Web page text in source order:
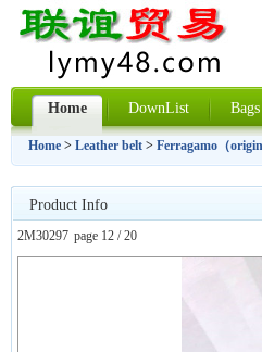
Home DownList Bags
Home > Leather belt > Ferragamo（
Product Info
2M30297 page 12 / 20